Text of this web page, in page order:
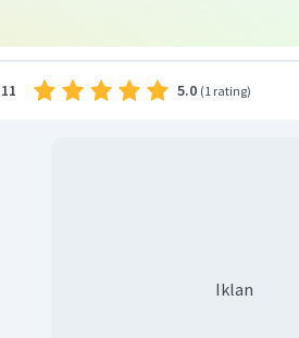
11 5.0 (1 rating)
Iklan